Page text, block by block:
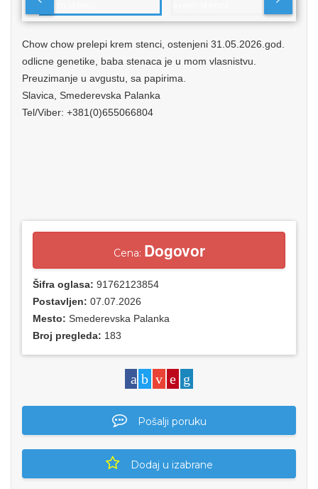
Chow chow prelepi krem stenci, ostenjeni 31.05.2026.god.
odlicne genetike, baba stenaca je u mom vlasnistvu.
Preuzimanje u avgustu, sa papirima.
Slavica, Smederevska Palanka
Tel/Viber: +381(0)655066804
Cena: Dogovor
Šifra oglasa: 91762123854
Postavljen: 07.07.2026
Mesto: Smederevska Palanka
Broj pregleda: 183
Pošalji poruku
Dodaj u izabrane